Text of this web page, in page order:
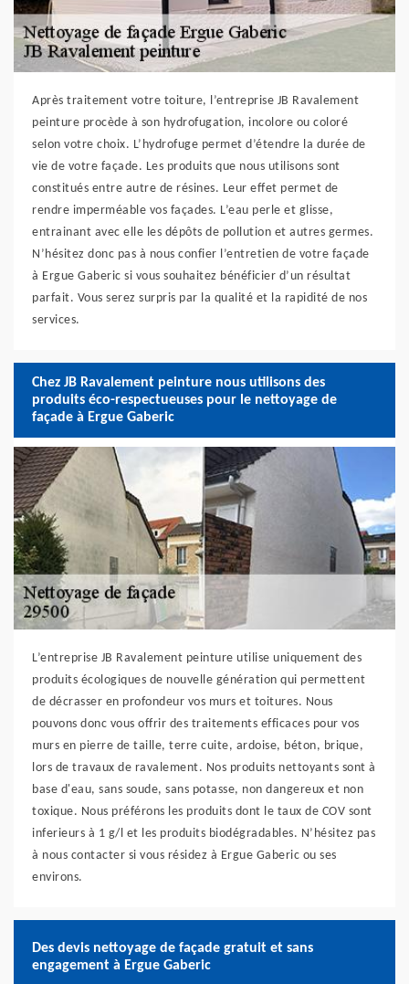
Après traitement votre toiture, l’entreprise JB Ravalement
peinture procède à son hydrofugation, incolore ou coloré
selon votre choix. L’hydrofuge permet d’étendre la durée de
vie de votre façade. Les produits que nous utilisons sont
constitués entre autre de résines. Leur effet permet de
rendre imperméable vos façades. L’eau perle et glisse,
entrainant avec elle les dépôts de pollution et autres germes.
N’hésitez donc pas à nous confier l’entretien de votre façade
à Ergue Gaberic si vous souhaitez bénéficier d’un résultat
parfait. Vous serez surpris par la qualité et la rapidité de nos
services.
Chez JB Ravalement peinture nous utilisons des
produits éco-respectueuses pour le nettoyage de
façade à Ergue Gaberic
L’entreprise JB Ravalement peinture utilise uniquement des
produits écologiques de nouvelle génération qui permettent
de décrasser en profondeur vos murs et toitures. Nous
pouvons donc vous offrir des traitements efficaces pour vos
murs en pierre de taille, terre cuite, ardoise, béton, brique,
lors de travaux de ravalement. Nos produits nettoyants sont à
base d'eau, sans soude, sans potasse, non dangereux et non
toxique. Nous préférons les produits dont le taux de COV sont
inferieurs à 1 g/l et les produits biodégradables. N’hésitez pas
à nous contacter si vous résidez à Ergue Gaberic ou ses
environs.
Des devis nettoyage de façade gratuit et sans
engagement à Ergue Gaberic